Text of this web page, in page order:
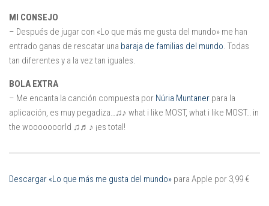
MI CONSEJO
– Después de jugar con «Lo que más me gusta del mundo» me han
entrado ganas de rescatar una baraja de familias del mundo. Todas
tan diferentes y a la vez tan iguales.
BOLA EXTRA
– Me encanta la canción compuesta por Núria Muntaner para la
aplicación, es muy pegadiza…♫♪ what i like MOST, what i like MOST… in
the wooooooorld ♫♬♪ ¡es total!
Descargar «Lo que más me gusta del mundo» para Apple por 3,99 €